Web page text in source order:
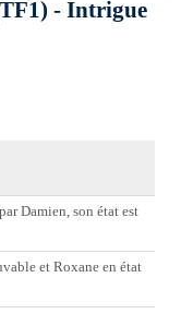
- Intrigue
Damien, son état est
et Roxane en état